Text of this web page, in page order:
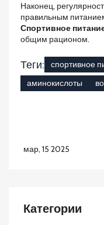
Наконец,
правильным
Спортивное
общим рационом.
Теги: спортивное
аминокислоты
мар, 15 2025
Категории